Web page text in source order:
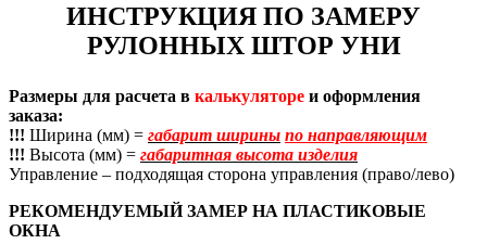
ИНСТРУКЦИЯ ПО ЗАМЕРУ
РУЛОННЫХ ШТОР УНИ
Размеры для расчета в калькуляторе и оформления
заказа:
!!! Ширина (мм) = габарит ширины по направляющим
!!! Высота (мм) = габаритная высота изделия
Управление – подходящая сторона управления (право/лево)
РЕКОМЕНДУЕМЫЙ ЗАМЕР НА ПЛАСТИКОВЫЕ
ОКНА